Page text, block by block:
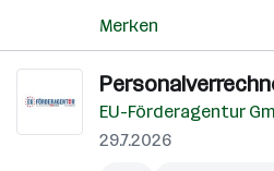
Merken
EU-Förderagentur
29.7.2026